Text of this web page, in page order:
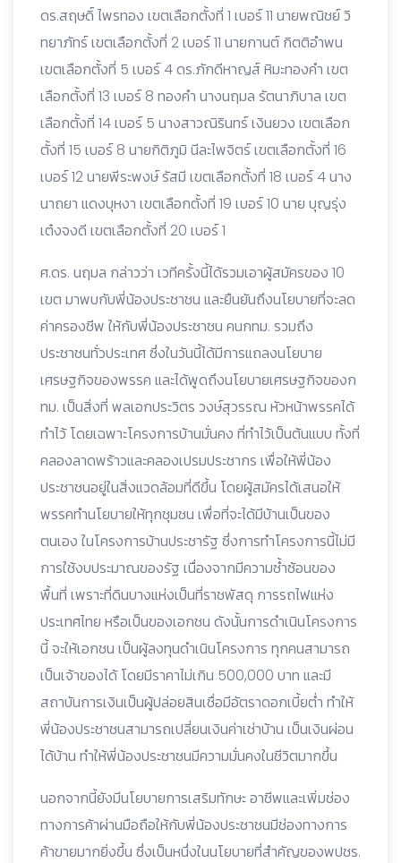
ดร.สฤษดิ์ ไพรทอง เขตเลือกตั้งที่ 1 เบอร์ 11 นายพณิชย์ วิ
ทยาภัทร์ เขตเลือกตั้งที่ 2 เบอร์ 11 นายกานต์ กิตติอำพน
เขตเลือกตั้งที่ 5 เบอร์ 4 ดร.ภักดีหาญส์ หิมะทองคำ เขต
เลือกตั้งที่ 13 เบอร์ 8 ทองคำ นางนฤมล รัตนาภิบาล เขต
เลือกตั้งที่ 14 เบอร์ 5 นางสาวณิรินทร์ เงินยวง เขตเลือก
ตั้งที่ 15 เบอร์ 8 นายกิติภูมิ นีละไพจิตร์ เขตเลือกตั้งที่ 16
เบอร์ 12 นายพีระพงษ์ รัสมี เขตเลือกตั้งที่ 18 เบอร์ 4 นาง
นาถยา แดงบุหงา เขตเลือกตั้งที่ 19 เบอร์ 10 นาย บุญรุ่ง
เต๋งจงดี เขตเลือกตั้งที่ 20 เบอร์ 1
ศ.ดร. นฤมล กล่าวว่า เวทีครั้งนี้ได้รวมเอาผู้สมัครของ 10
เขต มาพบกับพี่น้องประชาชน และยืนยันถึงนโยบายที่จะลด
ค่าครองชีพ ให้กับพี่น้องประชาชน คนกทม. รวมถึง
ประชาชนทั่วประเทศ ซึ่งในวันนี้ได้มีการแถลงนโยบาย
เศรษฐกิจของพรรค และได้พูดถึงนโยบายเศรษฐกิจของก
ทม. เป็นสิ่งที่ พลเอกประวิตร วงษ์สุวรรณ หัวหน้าพรรคได้
ทำไว้ โดยเฉพาะโครงการบ้านมั่นคง ที่ทำไว้เป็นต้นแบบ ทั้งที่
คลองลาดพร้าวและคลองเปรมประชากร เพื่อให้พี่น้อง
ประชาชนอยู่ในสิ่งแวดล้อมที่ดีขึ้น โดยผู้สมัครได้เสนอให้
พรรคทำนโยบายให้ทุกชุมชน เพื่อที่จะได้มีบ้านเป็นของ
ตนเอง ในโครงการบ้านประชารัฐ ซึ่งการทำโครงการนี้ไม่มี
การใช้งบประมาณของรัฐ เนื่องจากมีความซ้ำซ้อนของ
พื้นที่ เพราะที่ดินบางแห่งเป็นที่ราชพัสดุ การรถไฟแห่ง
ประเทศไทย หรือเป็นของเอกชน ดังนั้นการดำเนินโครงการ
นี้ จะให้เอกชน เป็นผู้ลงทุนดำเนินโครงการ ทุกคนสามารถ
เป็นเจ้าของได้ โดยมีราคาไม่เกิน 500,000 บาท และมี
สถาบันการเงินเป็นผู้ปล่อยสินเชื่อมีอัตราดอกเบี้ยต่ำ ทำให้
พี่น้องประชาชนสามารถเปลี่ยนเงินค่าเช่าบ้าน เป็นเงินผ่อน
ได้บ้าน ทำให้พี่น้องประชาชนมีความมั่นคงในชีวิตมากขึ้น
นอกจากนี้ยังมีนโยบายการเสริมทักษะ อาชีพและเพิ่มช่อง
ทางการค้าผ่านมือถือให้กับพี่น้องประชาชนมีช่องทางการ
ค้าขายมากยิ่งขึ้น ซึ่งเป็นหนึ่งในนโยบายที่สำคัญของพปชร.